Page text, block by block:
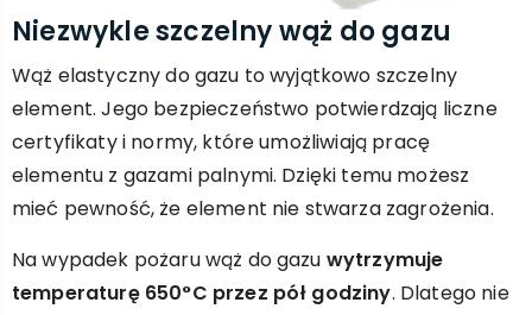
Niezwykle szczelny wąż do gazu
Wąż elastyczny do gazu to wyjątkowo szczelny
element. Jego bezpieczeństwo potwierdzają liczne
certyfikaty i normy, które umożliwiają pracę
elementu z gazami palnymi. Dzięki temu możesz
mieć pewność, że element nie stwarza zagrożenia.
Na wypadek pożaru wąż do gazu wytrzymuje
temperaturę 650°C przez pół godziny. Dlatego nie